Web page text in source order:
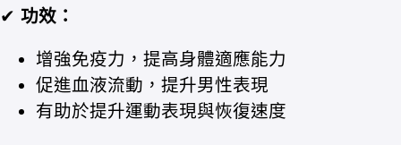
✔ 功效：
增強免疫力，提高身體適應能力
促進血液流動，提升男性表現
有助於提升運動表現與恢復速度